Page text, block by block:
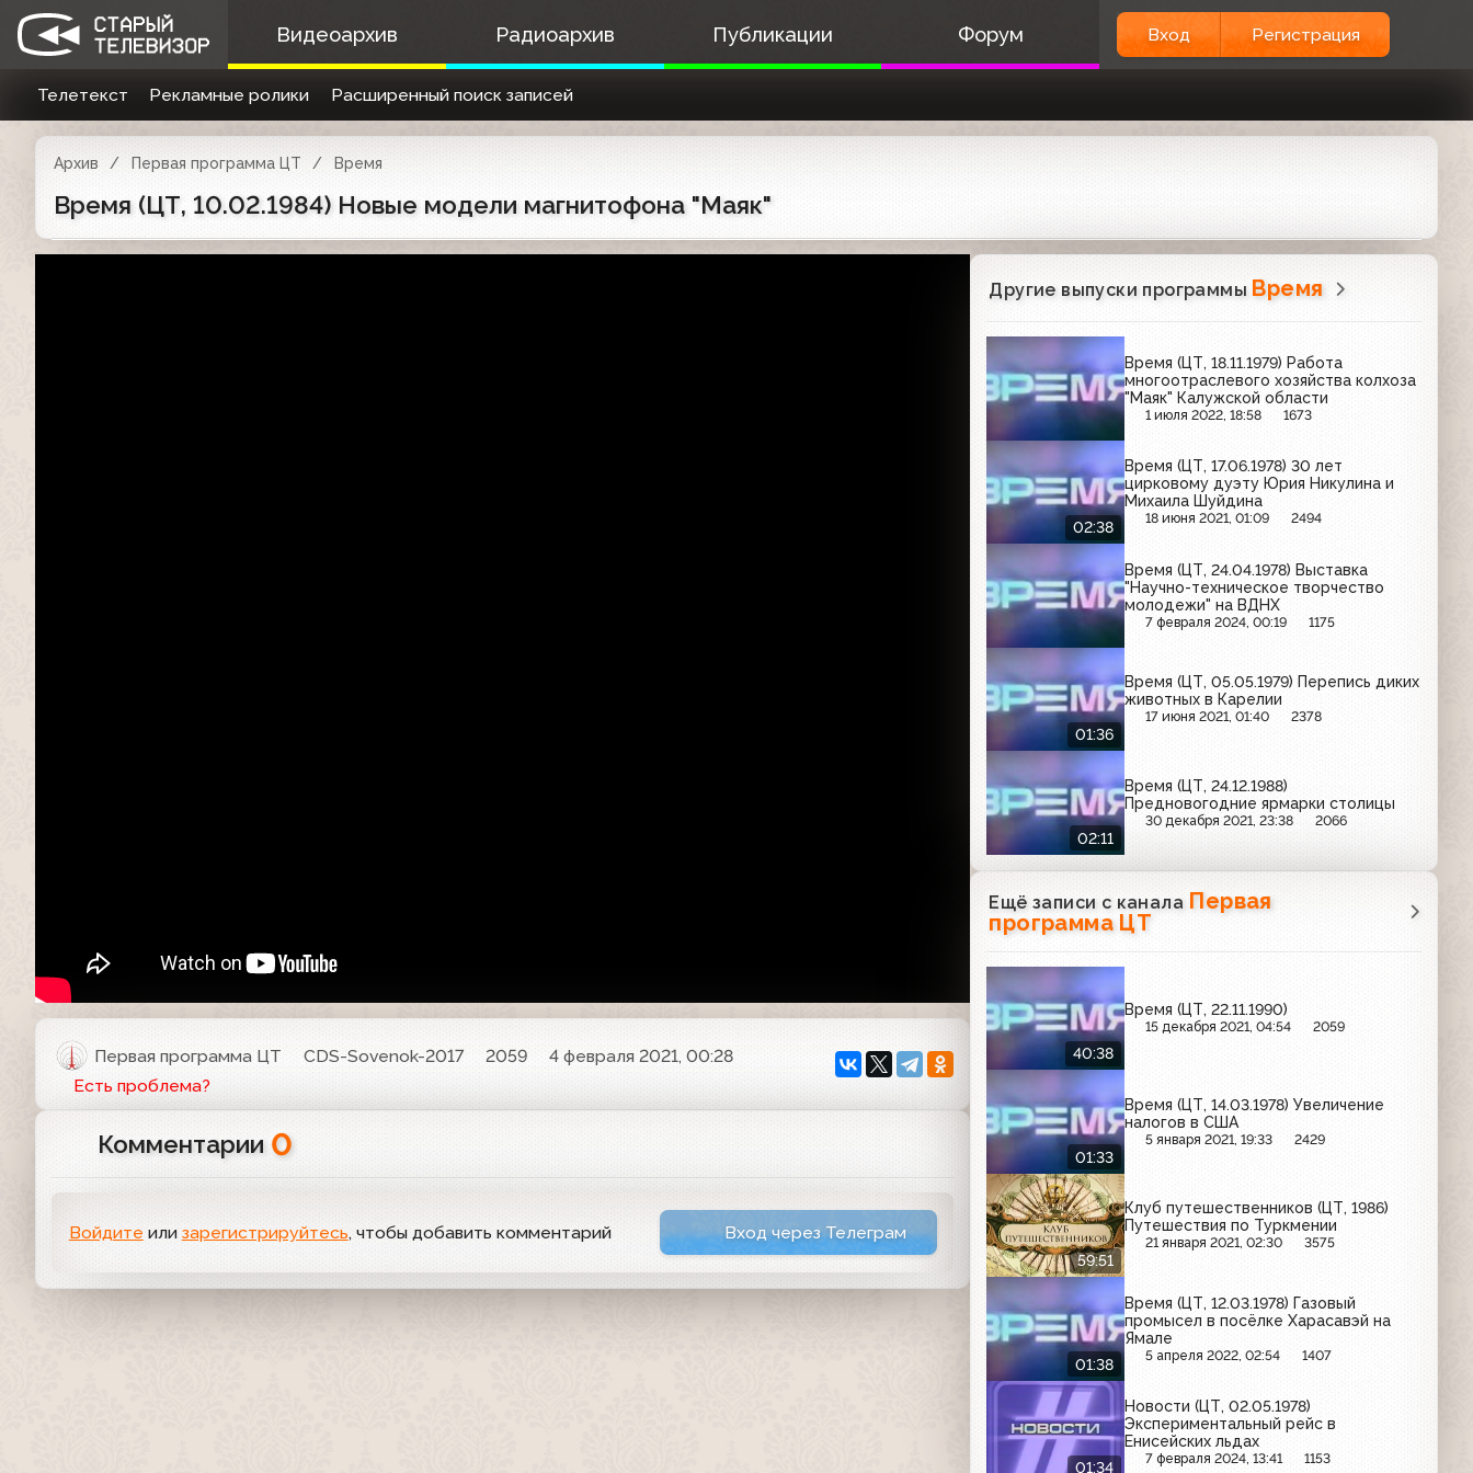
Видеоархив Радиоархив Публикации Форум Вход Регистрация
Телетекст Рекламные ролики Расширенный поиск записей
Архив Первая программа ЦТ Время
Время (ЦТ, 10.02.1984) Новые модели магнитофона "Маяк"
Первая программа ЦТ CDS-Sovenok-2017 2059
4 февраля 2021, 00:28
Есть проблема?
Комментарии 0
Войдите или зарегистрируйтесь, чтобы добавить комментарий Вход через Телеграм
Другие выпуски программы Время
Время (ЦТ, 18.11.1979) Работа
многоотраслевого хозяйства колхоза
"Маяк" Калужской области
1 июля 2022, 18:58 1673
02:38
Время (ЦТ, 17.06.1978) 30 лет
цирковому дуэту Юрия Никулина и
Михаила Шуйдина
18 июня 2021, 01:09 2494
Время (ЦТ, 24.04.1978) Выставка
"Научно-техническое творчество
молодежи" на ВДНХ
7 февраля 2024, 00:19 1175
01:36
Время (ЦТ, 05.05.1979) Перепись диких
животных в Карелии
17 июня 2021, 01:40 2378
02:11
Время (ЦТ, 24.12.1988)
Предновогодние ярмарки столицы
30 декабря 2021, 23:38 2066
Ещё записи с канала Первая
программа ЦТ
40:38
Время (ЦТ, 22.11.1990)
15 декабря 2021, 04:54 2059
01:33
Время (ЦТ, 14.03.1978) Увеличение
налогов в США
5 января 2021, 19:33 2429
59:51
Клуб путешественников (ЦТ, 1986)
Путешествия по Туркмении
21 января 2021, 02:30 3575
01:38
Время (ЦТ, 12.03.1978) Газовый
промысел в посёлке Харасавэй на
Ямале
5 апреля 2022, 02:54 1407
01:34
Новости (ЦТ, 02.05.1978)
Экспериментальный рейс в
Енисейских льдах
7 февраля 2024, 13:41 1153